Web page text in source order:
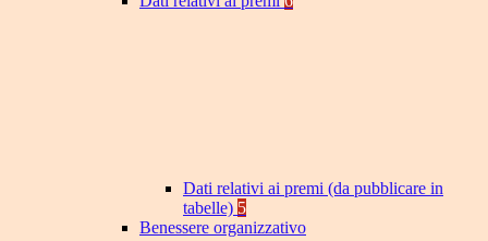
Dati relativi ai premi (da pubblicare in
tabelle) 5
Benessere organizzativo